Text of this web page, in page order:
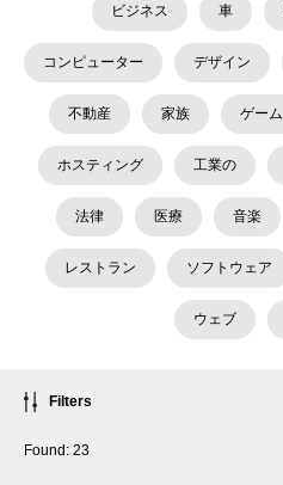
ビジネス 車
コンピューター デザイン
不動産 家族 ゲーム
ホスティング 工業の
法律 医療 音楽
レストラン ソフトウェア
ウェブ
Filters
Found: 23